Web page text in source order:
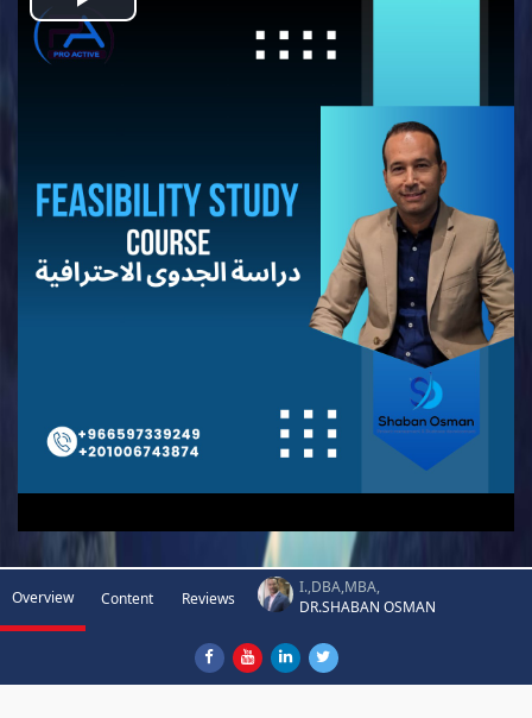
Play
Overview Content Reviews
I.,DBA,MBA,
DR.SHABAN OSMAN